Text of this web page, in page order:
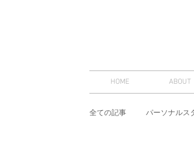
HOME ABOUT
全ての記事 パーソナルス